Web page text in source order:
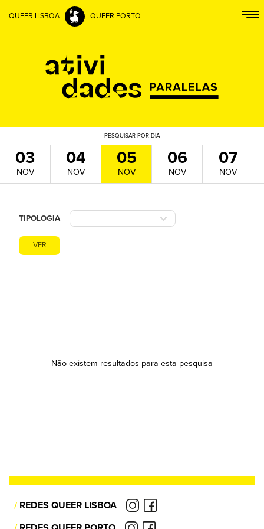
QUEER LISBOA QUEER PORTO
PESQUISAR POR DIA
03
NOV
04
NOV
05
NOV
06
NOV
07
NOV
TIPOLOGIA
VER
Não existem resultados para esta pesquisa
/REDES QUEER LISBOA